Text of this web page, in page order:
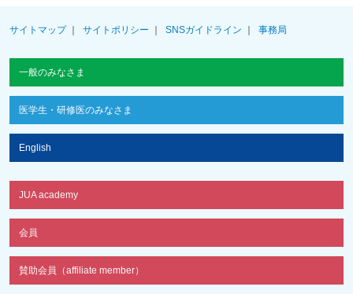
サイトマップ サイトポリシー SNSガイドライン 事務局
一般のみなさま
医学生・研修医のみなさま
English
JUA academy
会員
賛助会員（affiliate member）